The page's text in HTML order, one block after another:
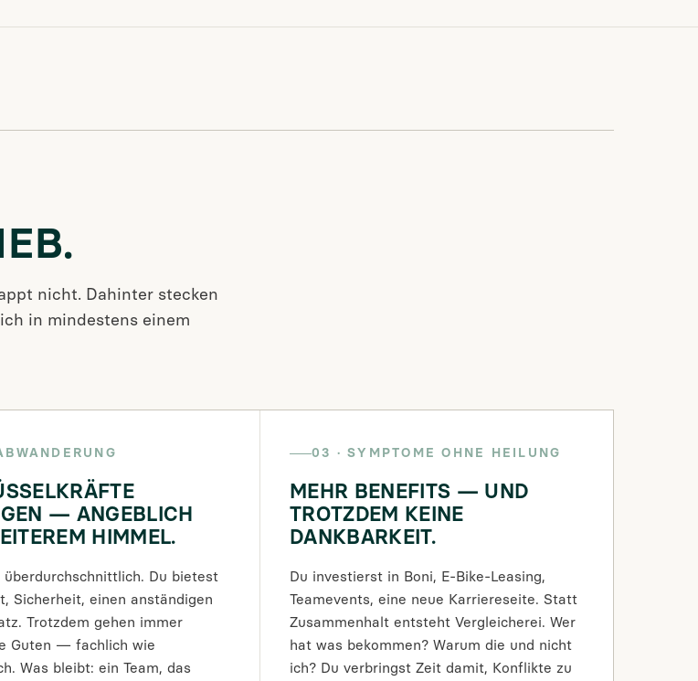
nicht. Dahinter stecken
in mindestens einem
— ANGEBLICH
HIMMEL.
überdurchschnittlich. Du bietest
Sicherheit, einen anständigen
Trotzdem gehen immer
Guten — fachlich wie
Was bleibt: ein Team, das
03 · SYMPTOME OHNE HEILUNG
MEHR BENEFITS — UND
TROTZDEM KEINE
DANKBARKEIT.
Du investierst in Boni, E-Bike-Leasing,
Teamevents, eine neue Karriereseite. Statt
Zusammenhalt entsteht Vergleicherei. Wer
hat was bekommen? Warum die und nicht
ich? Du verbringst Zeit damit, Konflikte zu